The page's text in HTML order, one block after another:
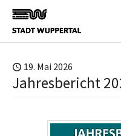
Skip to main content
19. Mai 2026
Jahresbericht